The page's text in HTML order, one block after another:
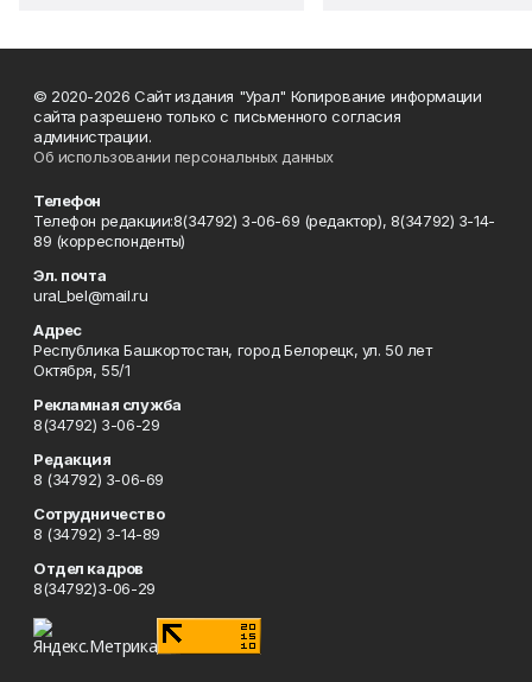
© 2020-2026 Сайт издания "Урал" Копирование информации
сайта разрешено только с письменного согласия
администрации.
Об использовании персональных данных
Телефон
Телефон редакции:8(34792) 3-06-69 (редактор), 8(34792) 3-14-
89 (корреспонденты)
Эл. почта
ural_bel@mail.ru
Адрес
Республика Башкортостан, город Белорецк, ул. 50 лет
Октября, 55/1
Рекламная служба
8(34792) 3-06-29
Редакция
8 (34792) 3-06-69
Сотрудничество
8 (34792) 3-14-89
Отдел кадров
8(34792)3-06-29